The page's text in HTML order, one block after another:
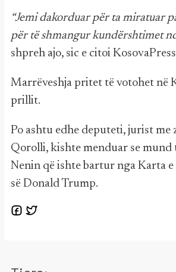
“Jemi dakorduar për ta miratuar
për të shmangur kundërshtimet
shpreh ajo, sic e citoi
Marrëveshja pritet të votohet në
prillit.
Po ashtu edhe deputeti, jurist me
Qorolli, kishte menduar se mund
Nenin që ishte bartur nga Karta e
së Donald Trump.